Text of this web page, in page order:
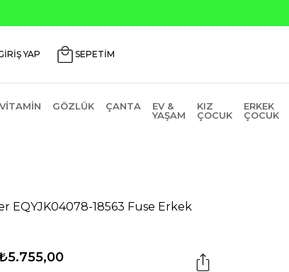
₺200 İndirim Kodu: AGUSTOS200
YAP SEPETİM
VITAMIN GÖZLÜK ÇANTA
EV &
YAŞAM
KIZ
ÇOCUK
ERKEK
ÇOCUK
EQYJK04078-18563 Fuse Erkek